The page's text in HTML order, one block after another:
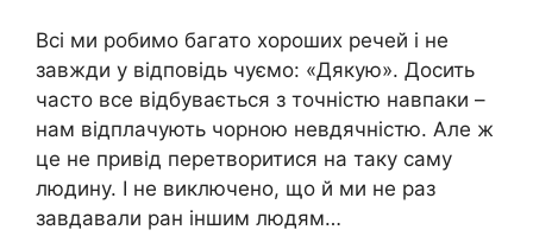
Всі ми робимо багато хороших речей і не
завжди у відповідь чуємо: «Дякую». Досить
часто все відбувається з точністю навпаки –
нам відплачують чорною невдячністю. Але ж
це не привід перетворитися на таку саму
людину. І не виключено, що й ми не раз
завдавали ран іншим людям…